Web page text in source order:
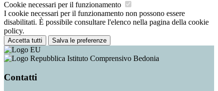
Cookie necessari per il funzionamento
I cookie necessari per il funzionamento non possono essere
disabilitati. È possibile consultare l'elenco nella pagina della cookie
policy.
Accetta tutti Salva le preferenze
Istituto Comprensivo Bedonia
Contatti